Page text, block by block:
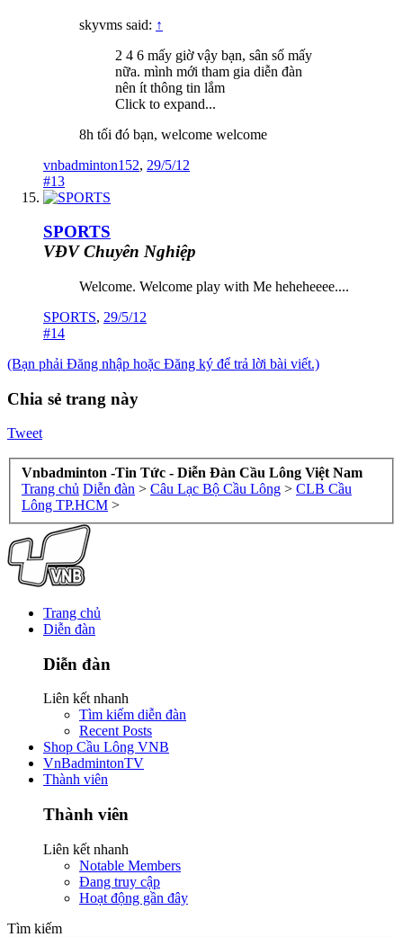
skyvms said: ↑
2 4 6 mấy giờ vậy bạn, sân số mấy
nữa. mình mới tham gia diễn đàn
nên ít thông tin lắm
Click to expand...
8h tối đó bạn, welcome welcome
vnbadminton152, 29/5/12
#13
SPORTS
VĐV Chuyên Nghiệp
Welcome. Welcome play with Me heheheeee....
SPORTS, 29/5/12
#14
(Bạn phải Đăng nhập hoặc Đăng ký để trả lời bài viết.)
Chia sẻ trang này
Tweet
Vnbadminton -Tin Tức - Diễn Đàn Cầu Lông Việt Nam
Trang chủ Diễn đàn > Câu Lạc Bộ Cầu Lông > CLB Cầu
Lông TP.HCM >
Trang chủ
Diễn đàn
Diễn đàn
Liên kết nhanh
Tìm kiếm diễn đàn
Recent Posts
Shop Cầu Lông VNB
VnBadmintonTV
Thành viên
Thành viên
Liên kết nhanh
Notable Members
Đang truy cập
Hoạt động gần đây
Tìm kiếm